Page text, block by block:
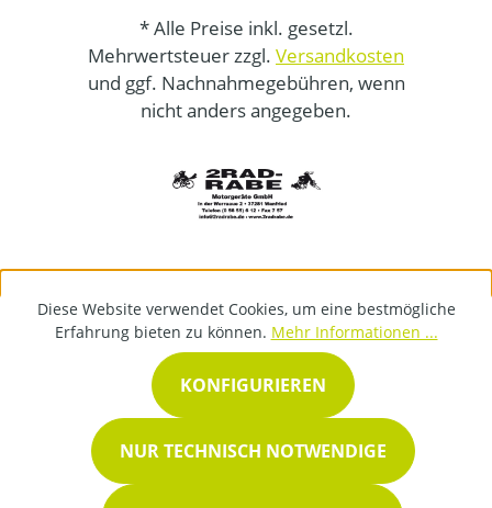
* Alle Preise inkl. gesetzl.
Mehrwertsteuer zzgl. Versandkosten
und ggf. Nachnahmegebühren, wenn
nicht anders angegeben.
Diese Website verwendet Cookies, um eine bestmögliche
Erfahrung bieten zu können. Mehr Informationen ...
NUR TECHNISCH NOTWENDIGE
KONFIGURIEREN